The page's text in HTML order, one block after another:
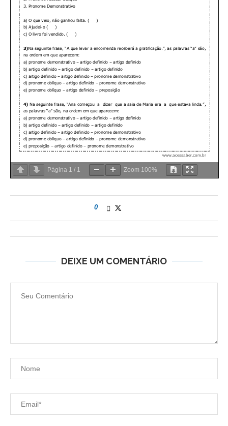
Página 1 / 1 Zoom 100%
0
DEIXE UM COMENTÁRIO